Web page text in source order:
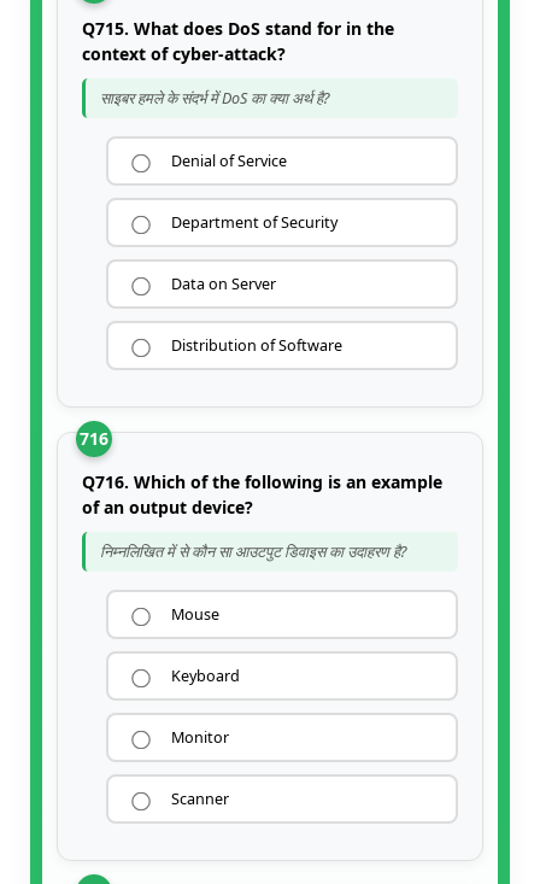
Q715. What does DoS stand for in the
context of cyber-attack?
साइबर हमले के संदर्भ में DoS का क्या अर्थ है?
Denial of Service
Department of Security
Data on Server
Distribution of Software
716
Q716. Which of the following is an example
of an output device?
निम्नलिखित में से कौन सा आउटपुट डिवाइस का उदाहरण है?
Mouse
Keyboard
Monitor
Scanner